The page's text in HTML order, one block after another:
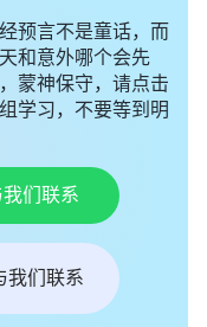
预言不是童话，而
和意外哪个会先
蒙神保守，请点击
学习，不要等到明
们联系
我们联系